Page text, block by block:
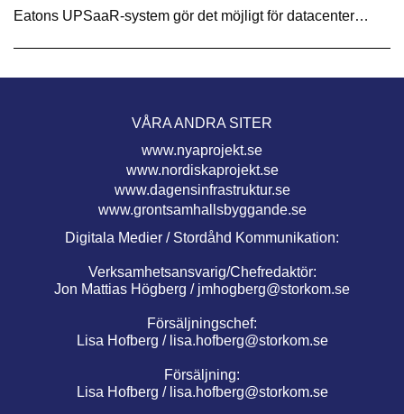
Eatons UPSaaR-system gör det möjligt för datacenter…
VÅRA ANDRA SITER
www.nyaprojekt.se
www.nordiskaprojekt.se
www.dagensinfrastruktur.se
www.grontsamhallsbyggande.se
Digitala Medier / Stordåhd Kommunikation:
Verksamhetsansvarig/Chefredaktör:
Jon Mattias Högberg / jmhogberg@storkom.se
Försäljningschef:
Lisa Hofberg / lisa.hofberg@storkom.se
Försäljning:
Lisa Hofberg / lisa.hofberg@storkom.se